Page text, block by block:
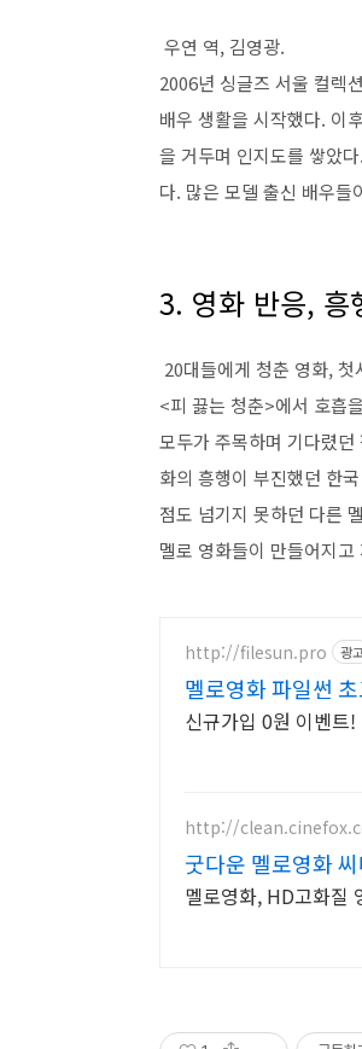
우연 역, 김영광.
2006년 싱글즈 서울 컬렉
배우 생활을 시작했다. 이
을 거두며 인지도를 쌓았다
다. 많은 모델 출신 배우들
3. 영화 반응, 흥
20대들에게 청춘 영화, 첫
<피 끓는 청춘>에서 호흡
모두가 주목하며 기다렸던
화의 흥행이 부진했던 한
점도 넘기지 못하던 다른
멜로 영화들이 만들어지
http://filesun.pro 광
멜로영화 파일썬
신규가입 0원 이벤트
http://
굿다운 멜로영화
멜로영화, HD고화질